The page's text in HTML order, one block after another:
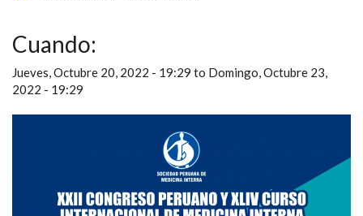
Cuando:
Jueves, Octubre 20, 2022 - 19:29 to Domingo, Octubre 23,
2022 - 19:29